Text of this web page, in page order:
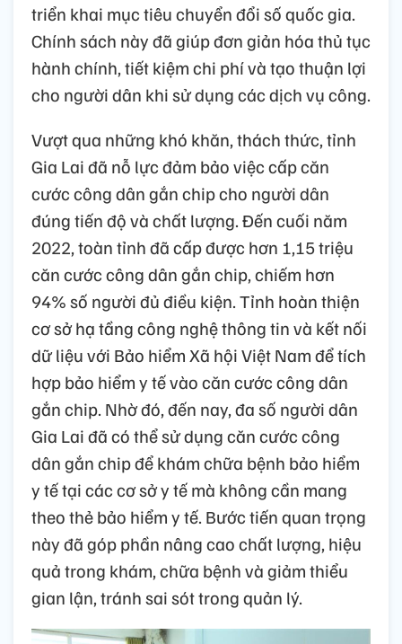
triển khai mục tiêu chuyển đổi số quốc gia.
Chính sách này đã giúp đơn giản hóa thủ tục
hành chính, tiết kiệm chi phí và tạo thuận lợi
cho người dân khi sử dụng các dịch vụ công.
Vượt qua những khó khăn, thách thức, tỉnh
Gia Lai đã nỗ lực đảm bảo việc cấp căn
cước công dân gắn chip cho người dân
đúng tiến độ và chất lượng. Đến cuối năm
2022, toàn tỉnh đã cấp được hơn 1,15 triệu
căn cước công dân gắn chip, chiếm hơn
94% số người đủ điều kiện. Tỉnh hoàn thiện
cơ sở hạ tầng công nghệ thông tin và kết nối
dữ liệu với Bảo hiểm Xã hội Việt Nam để tích
hợp bảo hiểm y tế vào căn cước công dân
gắn chip. Nhờ đó, đến nay, đa số người dân
Gia Lai đã có thể sử dụng căn cước công
dân gắn chip để khám chữa bệnh bảo hiểm
y tế tại các cơ sở y tế mà không cần mang
theo thẻ bảo hiểm y tế. Bước tiến quan trọng
này đã góp phần nâng cao chất lượng, hiệu
quả trong khám, chữa bệnh và giảm thiểu
gian lận, tránh sai sót trong quản lý.